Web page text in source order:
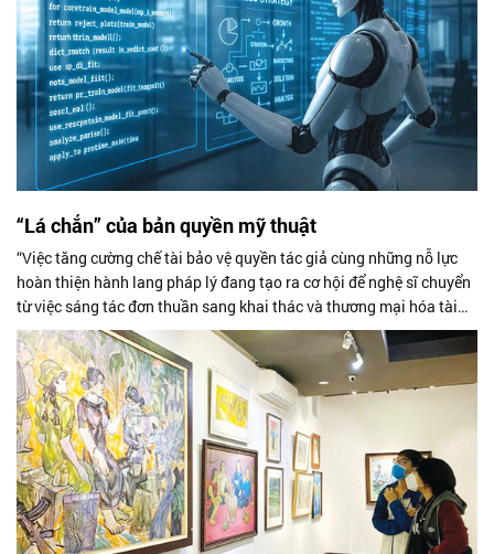
“Lá chắn” của bản quyền mỹ thuật
“Việc tăng cường chế tài bảo vệ quyền tác giả cùng những nỗ lực
hoàn thiện hành lang pháp lý đang tạo ra cơ hội để nghệ sĩ chuyển
từ việc sáng tác đơn thuần sang khai thác và thương mại hóa tài
sản trí...